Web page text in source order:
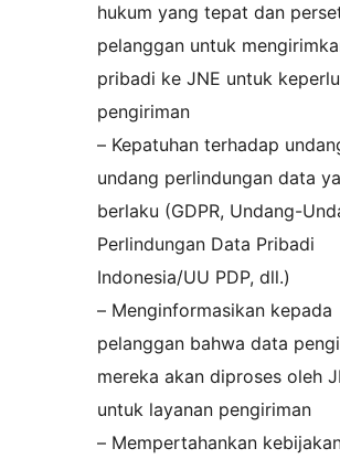
hukum yang tepat dan
pelanggan untuk
pribadi ke JNE untuk
pengiriman
– Kepatuhan terhadap
undang perlindungan data
berlaku (GDPR, Undang-
Perlindungan Data Pribadi
Indonesia/UU PDP, dll.)
– Menginformasikan kepada
pelanggan bahwa data
mereka akan diproses oleh
untuk layanan pengiriman
– Mempertahankan